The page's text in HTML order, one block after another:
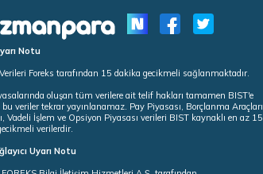
Notu
Foreks tarafından 15 dakika gecikmeli sağlanmaktadır.
oluşan tüm verilere ait telif hakları tamamen BIST'e
veriler tekrar yayınlanamaz. Pay Piyasası, Borçlanma Araçları
Vadeli İşlem ve Opsiyon Piyasası verileri BIST kaynaklı en az 15
verilerdir.
Uyarı Notu